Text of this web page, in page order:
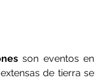
son eventos en
de tierra se